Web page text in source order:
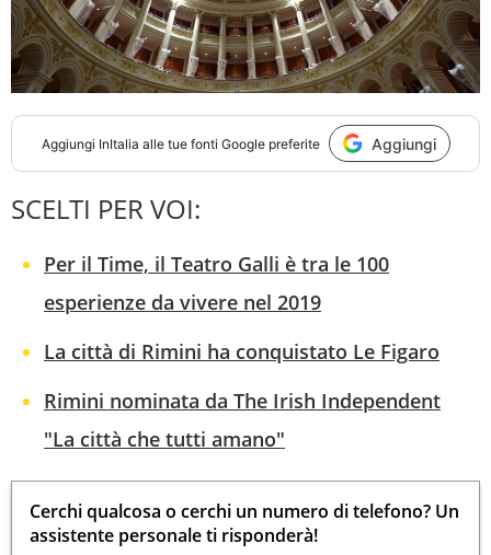
Aggiungi InItalia alle tue fonti Google preferite Aggiungi
SCELTI PER VOI:
Per il Time, il Teatro Galli è tra le 100
esperienze da vivere nel 2019
La città di Rimini ha conquistato Le Figaro
Rimini nominata da The Irish Independent
"La città che tutti amano"
Cerchi qualcosa o cerchi un numero di telefono? Un
assistente personale ti risponderà!